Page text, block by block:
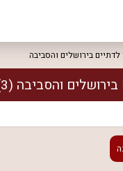
לדתיים בירושלים והסביבה
בירושלים והסביבה (3)